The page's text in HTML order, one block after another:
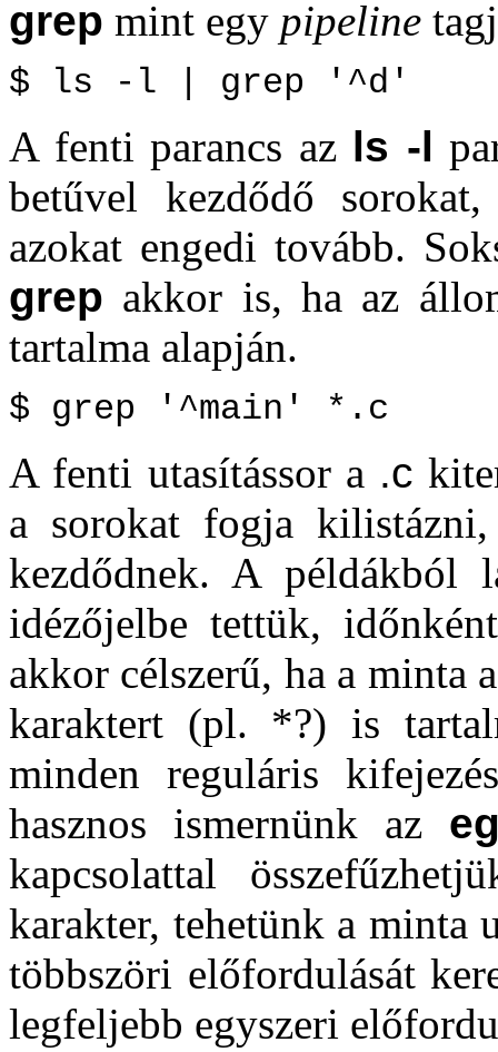
grep mint egy pipeline
$ ls -l | grep '^d'
A fenti parancs az ls -l
betűvel kezdődő
azokat engedi tovább.
grep akkor is, ha az
tartalma alapján.
$ grep '^main' *.c
A fenti utasítássor a .c
a sorokat fogja
kezdődnek. A példákból
idézőjelbe tettük,
akkor célszerű, ha a minta
karaktert (pl. *?) is
minden reguláris
hasznos ismernünk az
kapcsolattal
karakter, tehetünk a minta
többszöri előfordulását
legfeljebb egyszeri